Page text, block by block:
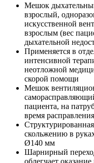
Мешок
взрослый,
искусственной
взрослым (вес
дыхательной
Применяется в
интенсивной
неотложной
скорой помощи
Мешок
пациента, на
время
скольжению в
Ø140 мм
Шарнирный
облегчает